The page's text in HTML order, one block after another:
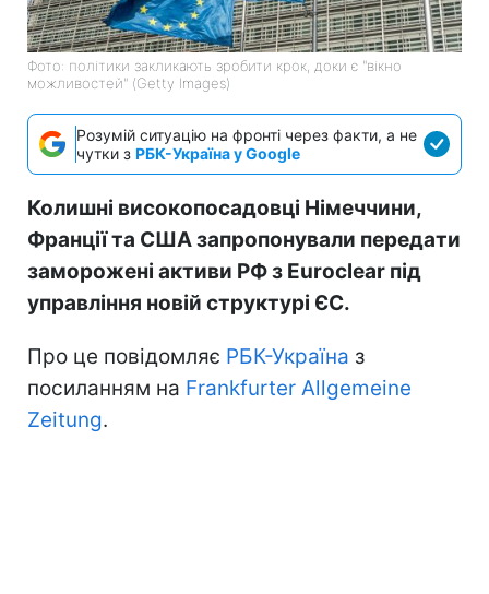
Фото: політики закликають зробити крок, доки є "вікно
можливостей" (Getty Images)
Розумій ситуацію на фронті через факти, а не
чутки з РБК-Україна у Google
Колишні високопосадовці Німеччини,
Франції та США запропонували передати
заморожені активи РФ з Euroclear під
управління новій структурі ЄС.
Про це повідомляє РБК-Україна з
посиланням на Frankfurter Allgemeine
Zeitung.